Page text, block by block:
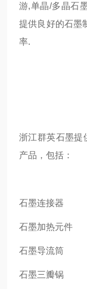
游,单晶/多晶石
提供良好的石墨
率.
浙江群英石墨提
产品，包括：
石墨连接器
石墨加热元件
石墨导流筒
石墨三瓣锅